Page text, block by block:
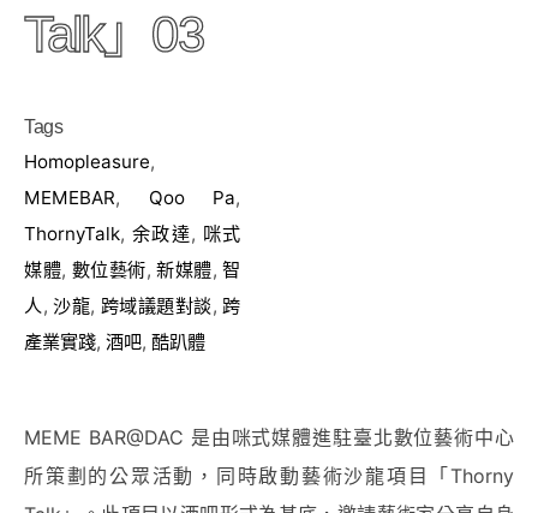
nTalk」03
Tags
Homopleasure,
MEMEBAR, Qoo Pa,
ThornyTalk, 余政達, 咪式
媒體, 數位藝術, 新媒體, 智
人, 沙龍, 跨域議題對談, 跨
產業實踐, 酒吧, 酷趴體
MEME BAR@DAC 是由咪式媒體進駐臺北數位藝術中心
所策劃的公眾活動，同時啟動藝術沙龍項目「Thorny